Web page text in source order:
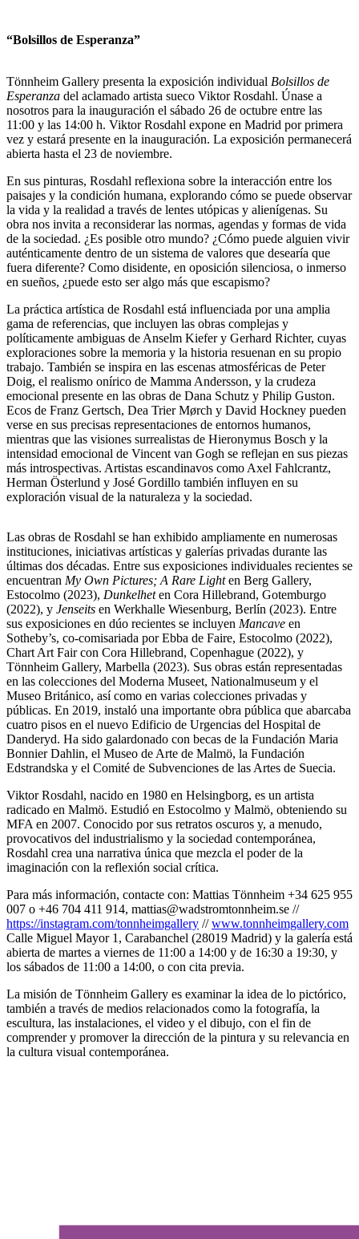
“Bolsillos de Esperanza”
Tönnheim Gallery presenta la exposición individual Bolsillos de
Esperanza del aclamado artista sueco Viktor Rosdahl. Únase a
nosotros para la inauguración el sábado 26 de octubre entre las
11:00 y las 14:00 h. Viktor Rosdahl expone en Madrid por primera
vez y estará presente en la inauguración. La exposición permanecerá
abierta hasta el 23 de noviembre.
En sus pinturas, Rosdahl reflexiona sobre la interacción entre los
paisajes y la condición humana, explorando cómo se puede observar
la vida y la realidad a través de lentes utópicas y alienígenas. Su
obra nos invita a reconsiderar las normas, agendas y formas de vida
de la sociedad. ¿Es posible otro mundo? ¿Cómo puede alguien vivir
auténticamente dentro de un sistema de valores que desearía que
fuera diferente? Como disidente, en oposición silenciosa, o inmerso
en sueños, ¿puede esto ser algo más que escapismo?
La práctica artística de Rosdahl está influenciada por una amplia
gama de referencias, que incluyen las obras complejas y
políticamente ambiguas de Anselm Kiefer y Gerhard Richter, cuyas
exploraciones sobre la memoria y la historia resuenan en su propio
trabajo. También se inspira en las escenas atmosféricas de Peter
Doig, el realismo onírico de Mamma Andersson, y la crudeza
emocional presente en las obras de Dana Schutz y Philip Guston.
Ecos de Franz Gertsch, Dea Trier Mørch y David Hockney pueden
verse en sus precisas representaciones de entornos humanos,
mientras que las visiones surrealistas de Hieronymus Bosch y la
intensidad emocional de Vincent van Gogh se reflejan en sus piezas
más introspectivas. Artistas escandinavos como Axel Fahlcrantz,
Herman Österlund y José Gordillo también influyen en su
exploración visual de la naturaleza y la sociedad.
Las obras de Rosdahl se han exhibido ampliamente en numerosas
instituciones, iniciativas artísticas y galerías privadas durante las
últimas dos décadas. Entre sus exposiciones individuales recientes se
encuentran My Own Pictures; A Rare Lighten Berg Gallery,
Estocolmo (2023), Dunkelheten Cora Hillebrand, Gotemburgo
(2022), y Jenseits en Werkhalle Wiesenburg, Berlín (2023). Entre
sus exposiciones en dúo recientes se incluyen Mancave en
Sotheby’s, co-comisariada por Ebba de Faire, Estocolmo (2022),
Chart Art Fair con Cora Hillebrand, Copenhague (2022), y
Tönnheim Gallery, Marbella (2023). Sus obras están representadas
en las colecciones del Moderna Museet, Nationalmuseum y el
Museo Británico, así como en varias colecciones privadas y
públicas. En 2019, instaló una importante obra pública que abarcaba
cuatro pisos en el nuevo Edificio de Urgencias del Hospital de
Danderyd. Ha sido galardonado con becas de la Fundación Maria
Bonnier Dahlin, el Museo de Arte de Malmö, la Fundación
Edstrandska y el Comité de Subvenciones de las Artes de Suecia.
Viktor Rosdahl, nacido en 1980 en Helsingborg, es un artista
radicado en Malmö. Estudió en Estocolmo y Malmö, obteniendo su
MFA en 2007. Conocido por sus retratos oscuros y, a menudo,
provocativos del industrialismo y la sociedad contemporánea,
Rosdahl crea una narrativa única que mezcla el poder de la
imaginación con la reflexión social crítica.
Para más información, contacte con: Mattias Tönnheim +34 625 955
007 o +46 704 411 914, mattias@wadstromtonnheim.se //
https://instagram.com/tonnheimgallery //www.tonnheimgallery.com
Calle Miguel Mayor 1, Carabanchel (28019 Madrid) y la galería está
abierta de martes a viernes de 11:00 a 14:00 y de 16:30 a 19:30, y
los sábados de 11:00 a 14:00, o con cita previa.
La misión de Tönnheim Gallery es examinar la idea de lo pictórico,
también a través de medios relacionados como la fotografía, la
escultura, las instalaciones, el video y el dibujo, con el fin de
comprender y promover la dirección de la pintura y su relevancia en
la cultura visual contemporánea.